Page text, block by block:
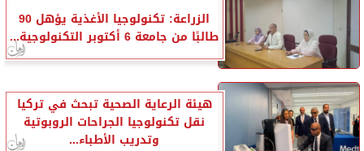
الزراعة: تكنولوجيا الأغذية يؤهل 90
طالبًا من جامعة 6 أكتوبر التكنولوجية...
هيئة الرعاية الصحية تبحث في تركيا
نقل تكنولوجيا الجراحات الروبوتية
وتدريب الأطباء...